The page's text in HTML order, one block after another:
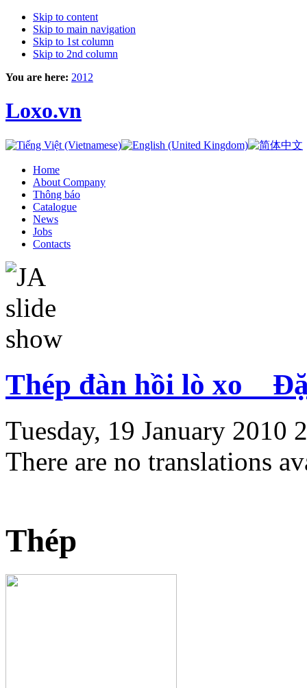
Skip to content
Skip to main navigation
Skip to 1st column
Skip to 2nd column
You are here: 2012
Loxo.vn
Home
About Company
Thông báo
Catalogue
News
Jobs
Contacts
Thép đàn hồi lò xo _
Tuesday, 19 January 2010
There are no translations
Thép